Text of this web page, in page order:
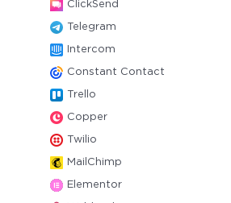
ClickSend
Telegram
Intercom
Constant Contact
Trello
Copper
Twilio
MailChimp
Elementor